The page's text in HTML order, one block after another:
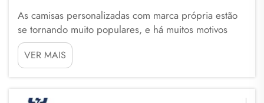
As camisas personalizadas com marca própria estão
se tornando muito populares, e há muitos motivos
para isso. As pessoas desejam estilos exclusivos que
representem suas equipes, escolas ou marcas
pessoais. Empresas como a Fuzhou Saipulang
VER MAIS